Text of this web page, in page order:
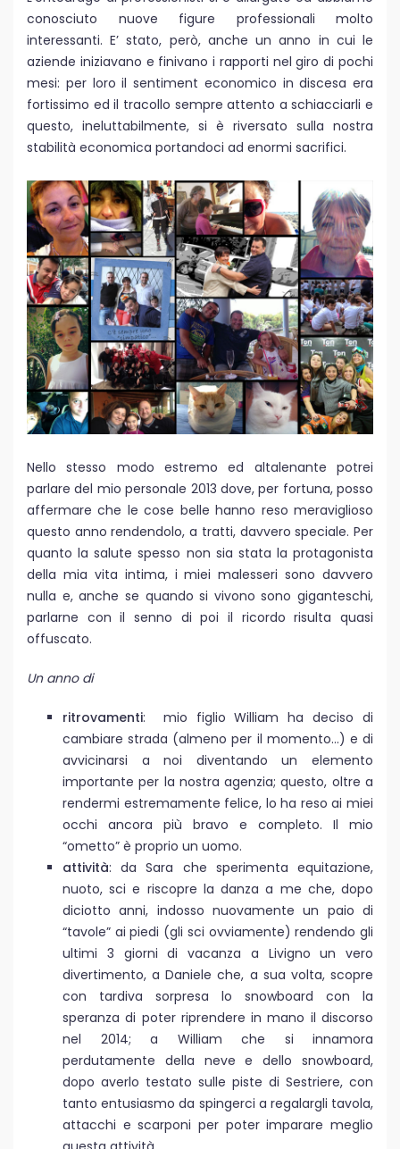
conosciuto nuove figure professionali molto
interessanti. E’ stato, però, anche un anno in cui le
aziende iniziavano e finivano i rapporti nel giro di pochi
mesi: per loro il sentiment economico in discesa era
fortissimo ed il tracollo sempre attento a schiacciarli e
questo, ineluttabilmente, si è riversato sulla nostra
stabilità economica portandoci ad enormi sacrifici.
Nello stesso modo estremo ed altalenante potrei
parlare del mio personale 2013 dove, per fortuna, posso
affermare che le cose belle hanno reso meraviglioso
questo anno rendendolo, a tratti, davvero speciale. Per
quanto la salute spesso non sia stata la protagonista
della mia vita intima, i miei malesseri sono davvero
nulla e, anche se quando si vivono sono giganteschi,
parlarne con il senno di poi il ricordo risulta quasi
offuscato.
Un anno di
ritrovamenti: mio figlio William ha deciso di
cambiare strada (almeno per il momento…) e di
avvicinarsi a noi diventando un elemento
importante per la nostra agenzia; questo, oltre a
rendermi estremamente felice, lo ha reso ai miei
occhi ancora più bravo e completo. Il mio
“ometto” è proprio un uomo.
attività: da Sara che sperimenta equitazione,
nuoto, sci e riscopre la danza a me che, dopo
diciotto anni, indosso nuovamente un paio di
“tavole” ai piedi (gli sci ovviamente) rendendo gli
ultimi 3 giorni di vacanza a Livigno un vero
divertimento, a Daniele che, a sua volta, scopre
con tardiva sorpresa lo snowboard con la
speranza di poter riprendere in mano il discorso
nel 2014; a William che si innamora
perdutamente della neve e dello snowboard,
dopo averlo testato sulle piste di Sestriere, con
tanto entusiasmo da spingerci a regalargli tavola,
attacchi e scarponi per poter imparare meglio